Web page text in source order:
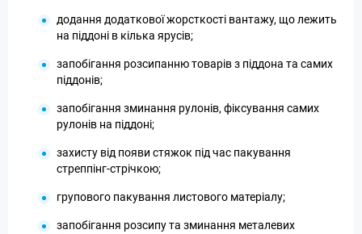
додання додаткової жорсткості вантажу, що лежить
на піддоні в кілька ярусів;
запобігання розсипанню товарів з піддона та самих
піддонів;
запобігання зминання рулонів, фіксування самих
рулонів на піддоні;
захисту від появи стяжок під час пакування
стреппінг-стрічкою;
групового пакування листового матеріалу;
запобігання розсипу та зминання металевих